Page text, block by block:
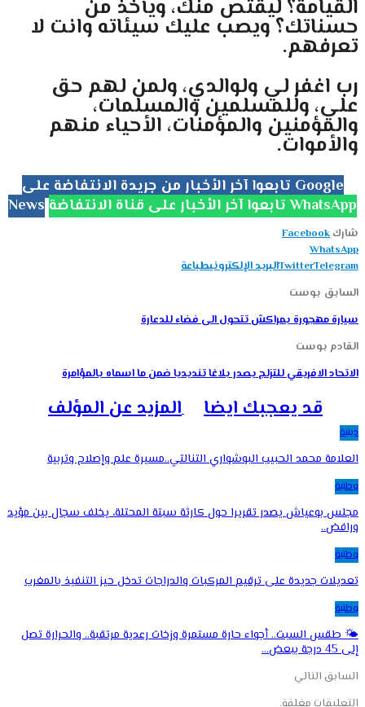
القيامة؟ ليقتص منك، ويأخذ من
حسناتك؟ ويصب عليك سيئاته وانت لا
تعرفهم.
رب اغفر لي ولوالدي، ولمن لهم حق
علي، وللمسلمين والمسلمات،
والمؤمنين والمؤمنات، اﻷحياء منهم
واﻷموات.
تابعوا آخر الأخبار من جريدة الانتفاضة على Google
News
تابعوا آخر الأخبار على قناة الانتفاضة WhatsApp
شارك Facebook
WhatsApp
TwitterTelegram البريد الإلكترونيطباعة
السابق بوست
سيارة مهجورة بمراكش تتحول الى فضاء للدعارة
القادم بوست
الاتحاد الافريقي للتزلج يصدر بلاغا تنديديا ضمن ما اسماه بالمؤامرة
قد يعجبك ايضا المزيد عن المؤلف
دينية
العلامة محمد الحبيب البوشواري التنالتي..مسيرة علم وإصلاح وتربية
وطنية
مجلس بوعياش يصدر تقريرا حول كارثة سبتة المحتلة، يخلف سجال بين مؤيد
ورافض..
وطنية
تعديلات جديدة على ترقيم المركبات والدراجات تدخل حيز التنفيذ بالمغرب
وطنية
🌤️ طقس السبت.. أجواء حارة مستمرة وزخات رعدية مرتقبة.. والحرارة تصل
إلى 45 درجة ببعض…
السابق التالي
التعليقات مغلقة.